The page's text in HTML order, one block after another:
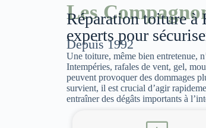
Les
Réparation toiture à
experts pour
Depuis 1992
Une toiture, même bien entretenue,
Intempéries, rafales de vent, gel,
peuvent provoquer des dommages
survient, il est crucial d’agir
entraîner des dégâts importants à